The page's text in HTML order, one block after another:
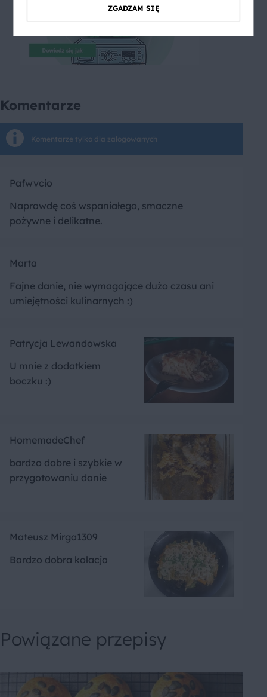
Komentarze
Komentarze tylko dla zalogowanych
Pafwvcio
Naprawdę coś wspaniałego, smaczne
pożywne i delikatne.
Marta
Fajne danie, nie wymagające dużo czasu ani
umiejętności kulinarnych :)
Patrycja Lewandowska
U mnie z dodatkiem
boczku :)
HomemadeChef
bardzo dobre i szybkie w
przygotowaniu danie
Mateusz Mirga1309
Bardzo dobra kolacja
Powiązane przepisy
ZGADZAM SIĘ